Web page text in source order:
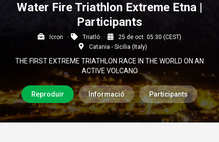
Water Fire Triathlon Extreme Etna |
Participants
Icron Triatló
25 de oct. 05:30 (CEST)
Catania - Sicilia (Italy)
THE FIRST EXTREME TRIATHLON RACE IN THE WORLD ON AN
ACTIVE VOLCANO
Reproduir Informació Participants